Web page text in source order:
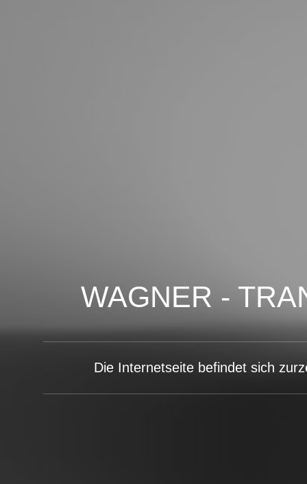
WAGNER -
Die Internetseite befindet sich